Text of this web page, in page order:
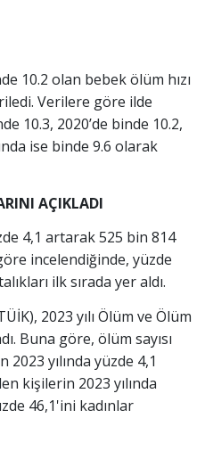
10.2 olan bebek ölüm hızı
Verilere göre ilde
10.3, 2020’de binde 10.2,
ise binde 9.6 olarak
AÇIKLADI
4,1 artarak 525 bin 814
incelendiğinde, yüzde
ilk sırada yer aldı.
2023 yılı Ölüm ve Ölüm
Buna göre, ölüm sayısı
2023 yılında yüzde 4,1
kişilerin 2023 yılında
46,1'ini kadınlar